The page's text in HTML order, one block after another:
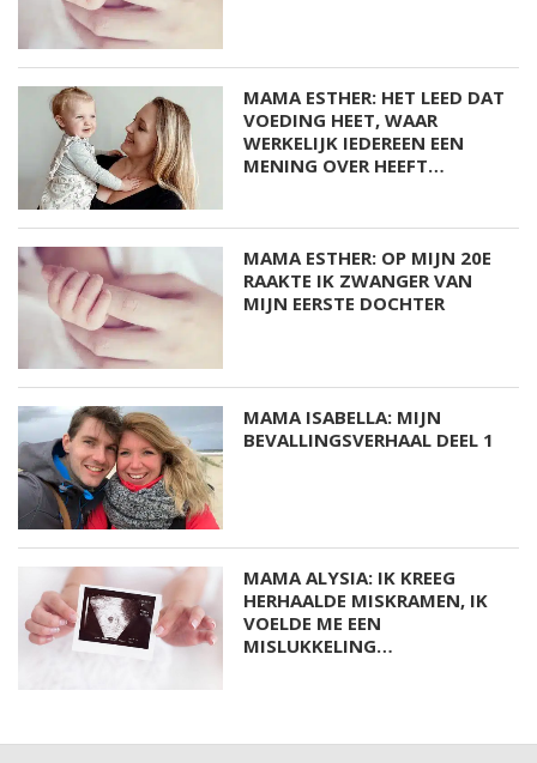
MAMA ESTHER: HET LEED DAT
VOEDING HEET, WAAR
WERKELIJK IEDEREEN EEN
MENING OVER HEEFT…
MAMA ESTHER: OP MIJN 20E
RAAKTE IK ZWANGER VAN
MIJN EERSTE DOCHTER
MAMA ISABELLA: MIJN
BEVALLINGSVERHAAL DEEL 1
MAMA ALYSIA: IK KREEG
HERHAALDE MISKRAMEN, IK
VOELDE ME EEN
MISLUKKELING…